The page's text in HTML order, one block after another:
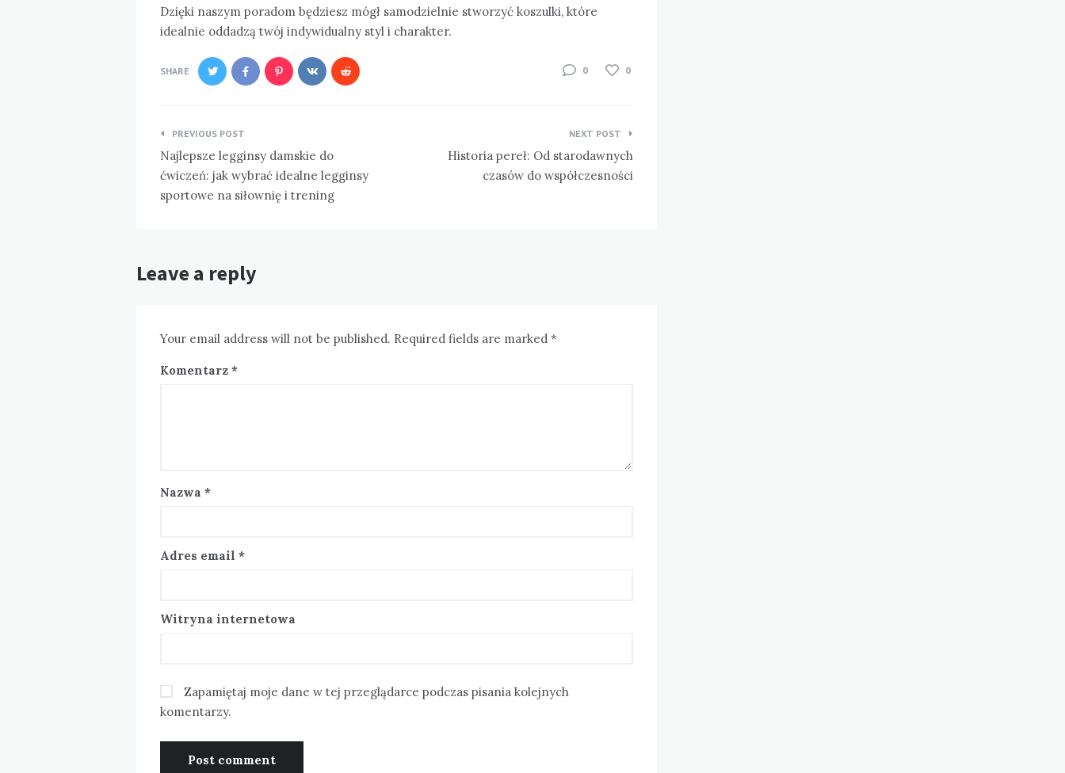
Dzięki naszym poradom będziesz mógł samodzielnie stworzyć koszulki, które
idealnie oddadzą twój indywidualny styl i charakter.
SHARE 0 0
Nawigacja
wpisu
PREVIOUS POST
Najlepsze legginsy damskie do
ćwiczeń: jak wybrać idealne legginsy
sportowe na siłownię i trening
NEXT POST
Historia pereł: Od starodawnych
czasów do współczesności
Leave a reply
Your email address will not be published. Required fields are marked *
Komentarz *
Nazwa *
Adres email *
Witryna internetowa
Zapamiętaj moje dane w tej przeglądarce podczas pisania kolejnych
komentarzy.